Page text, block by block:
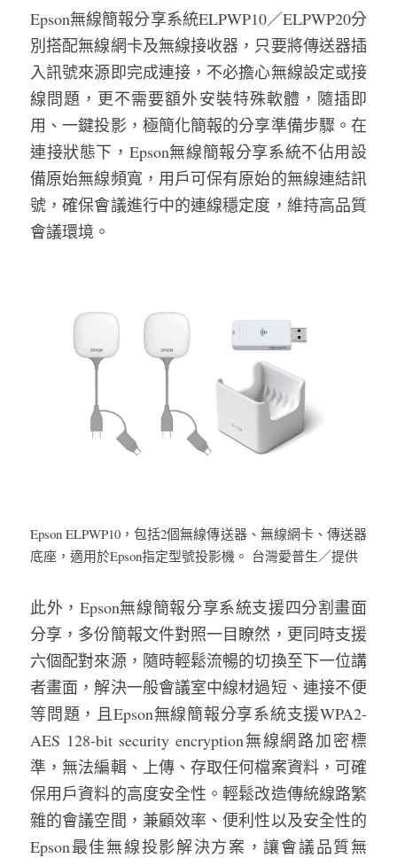
Epson無線簡報分享系統ELPWP10／ELPWP20分
別搭配無線網卡及無線接收器，只要將傳送器插
入訊號來源即完成連接，不必擔心無線設定或接
線問題，更不需要額外安裝特殊軟體，隨插即
用、一鍵投影，極簡化簡報的分享準備步驟。在
連接狀態下，Epson無線簡報分享系統不佔用設
備原始無線頻寬，用戶可保有原始的無線連結訊
號，確保會議進行中的連線穩定度，維持高品質
會議環境。
Epson ELPWP10，包括2個無線傳送器、無線網卡、傳送器
底座，適用於Epson指定型號投影機。 台灣愛普生／提供
此外，Epson無線簡報分享系統支援四分割畫面
分享，多份簡報文件對照一目瞭然，更同時支援
六個配對來源，隨時輕鬆流暢的切換至下一位講
者畫面，解決一般會議室中線材過短、連接不便
等問題，且Epson無線簡報分享系統支援WPA2-
AES 128-bit security encryption無線網路加密標
準，無法編輯、上傳、存取任何檔案資料，可確
保用戶資料的高度安全性。輕鬆改造傳統線路繁
雜的會議空間，兼顧效率、便利性以及安全性的
Epson最佳無線投影解決方案，讓會議品質無